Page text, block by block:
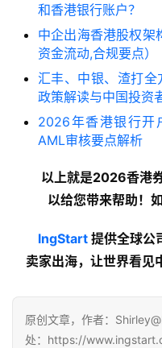
和香港银行账户？
中企出海香港股权架
资金流动,合规要点）
汇丰、中银、渣打
政策解读与中国投资
2026年香港银行开
AML审核要点解析
以上就是2026香港
以给您带来帮助！
lngStart 提供全球公
卖家出海，让世界看见
原创文章，作者：
处：https://